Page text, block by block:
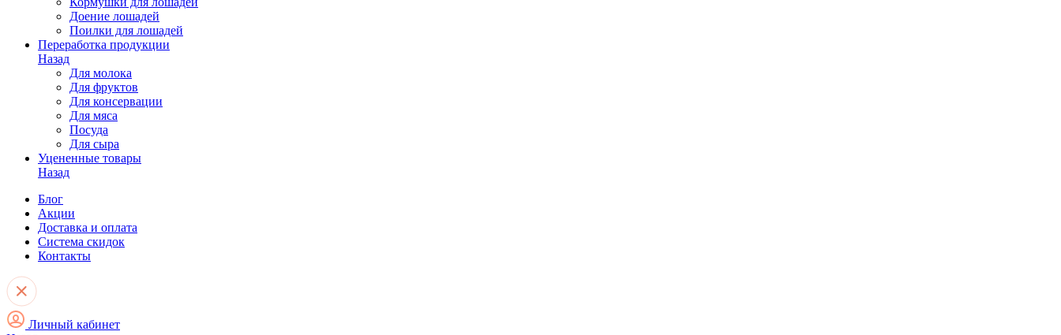
Доение лошадей
Поилки для лошадей
Переработка продукции
Назад
Для молока
Для фруктов
Для консервации
Для мяса
Посуда
Для сыра
Уцененные товары
Назад
Блог
Акции
Доставка и оплата
Система скидок
Контакты
Личный кабинет